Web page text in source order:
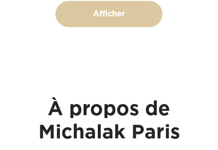
Afficher
À propos de
Michalak Paris